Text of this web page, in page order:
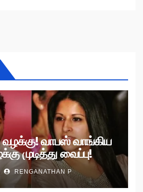
வழக்கு! வாபஸ் வாங்கிய
முடித்து வைப்பு!
RENGANATHAN P